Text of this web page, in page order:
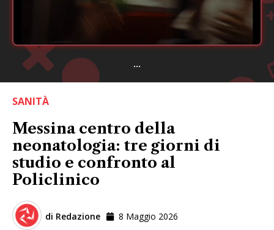
...
SANITÀ
Messina centro della
neonatologia: tre giorni di
studio e confronto al
Policlinico
di Redazione 8 Maggio 2026